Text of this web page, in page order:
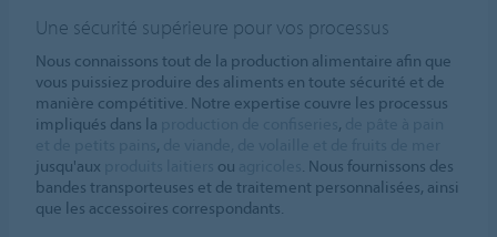
Une sécurité supérieure pour vos processus
Nous connaissons tout de la production alimentaire afin que
vous puissiez produire des aliments en toute sécurité et de
manière compétitive. Notre expertise couvre les processus
impliqués dans la
,
,
jusqu'aux
ou
. Nous fournissons des
bandes transporteuses et de traitement personnalisées, ainsi
que les accessoires correspondants.